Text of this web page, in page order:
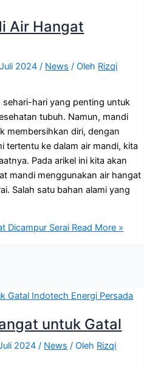
Air Hangat
2024/ News / Oleh Rizqi
hari yang penting untuk
tubuh. Namun, mandi
membersihkan diri, dengan
tertentu ke dalam air mandi, kita
Pada arikel ini kita akan
mandi menggunakan air hangat
Salah satu bahan alami yang
Dicampur Serai Read More »
untuk Gatal
2024/ News / Oleh Rizqi